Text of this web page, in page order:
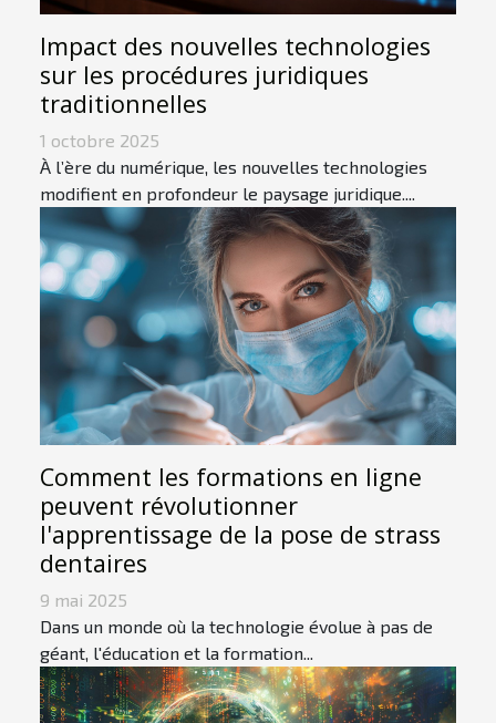
Impact des nouvelles technologies
sur les procédures juridiques
traditionnelles
1 octobre 2025
À l’ère du numérique, les nouvelles technologies
modifient en profondeur le paysage juridique....
Comment les formations en ligne
peuvent révolutionner
l'apprentissage de la pose de strass
dentaires
9 mai 2025
Dans un monde où la technologie évolue à pas de
géant, l'éducation et la formation...